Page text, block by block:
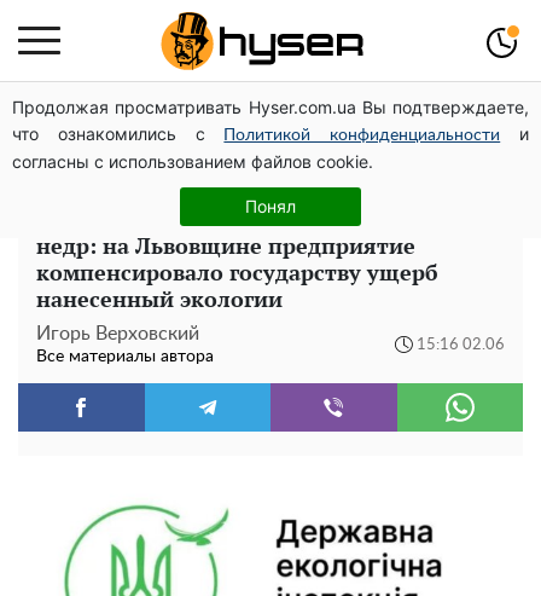
Продолжая просматривать Hyser.com.ua Вы подтверждаете,
что ознакомились с
Политикой конфиденциальности
и
согласны с использованием файлов cookie.
Понял
Весь секрет в одной таблетке аспирина: рецепт
хрустящей и сочной капусты на зиму. Даже пяти банок
вам будет мало
40 млн гривен за незаконную добычу
недр: на Львовщине предприятие
компенсировало государству ущерб
нанесенный экологии
Игорь Верховский
Все материалы автора
15:16 02.06